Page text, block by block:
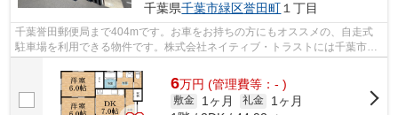
千葉県千葉市緑区誉田町１丁目
千葉誉田郵便局まで404mです。お車をお持ちの方にもオススメの、自走式
駐車場を利用できる物件です。株式会社ネイティブ・トラストには千葉市緑
6万円 (管理費等：- )
敷金 1ヶ月 礼金
1ヶ月